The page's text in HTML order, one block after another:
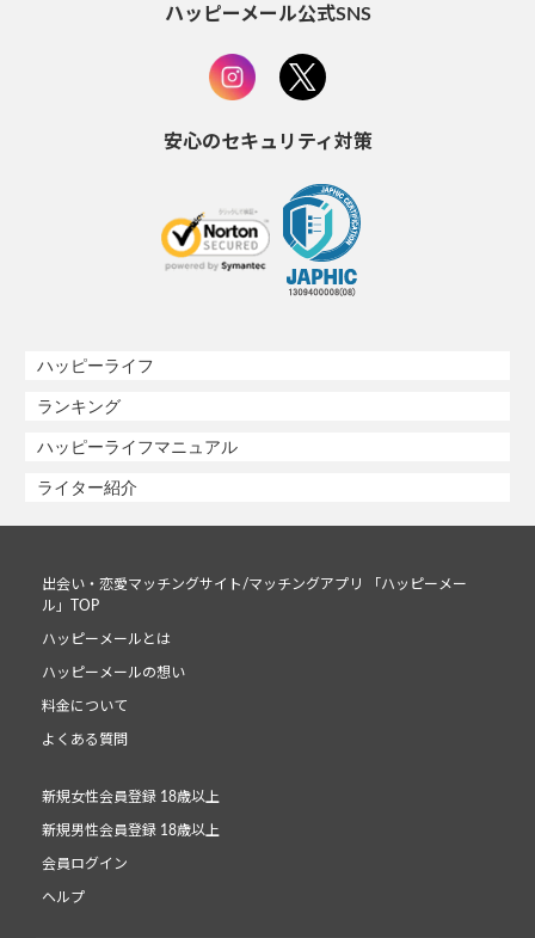
ハッピーメール公式SNS
安心のセキュリティ対策
ハッピーライフ
ランキング
ハッピーライフマニュアル
ライター紹介
出会い・恋愛マッチングサイト/マッチングアプリ 「ハッピーメー
ル」TOP
ハッピーメールとは
ハッピーメールの想い
料金について
よくある質問
新規女性会員登録 18歳以上
新規男性会員登録 18歳以上
会員ログイン
ヘルプ